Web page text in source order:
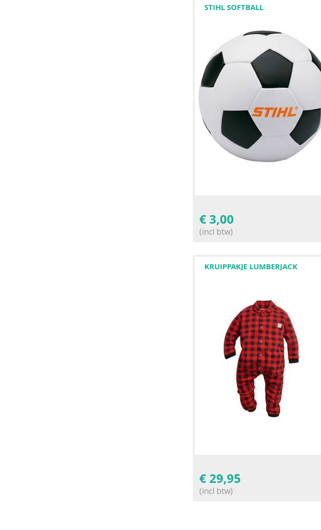
STIHL SOFTBALL
€ 3,00
(incl btw)
KRUIPPAKJE LUMBERJACK
€ 29,95
(incl btw)